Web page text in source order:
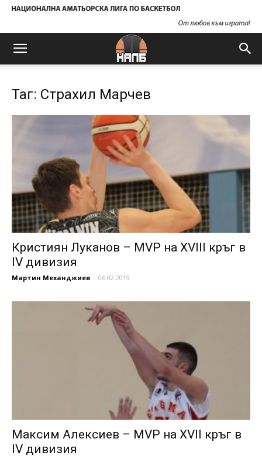
Таг: Страхил Марчев
Кристиян Луканов – MVP на XVIII кръг в
IV дивизия
Мартин Механджиев - 06.02.2019
Максим Алексиев – MVP на XVII кръг в
IV дивизия